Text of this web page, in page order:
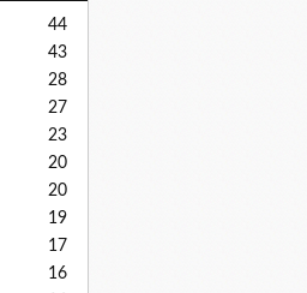
44
43
28
27
23
20
20
19
17
16